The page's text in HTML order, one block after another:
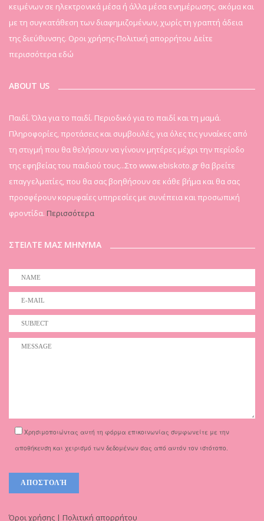
κειμένων σε ηλεκτρονικά μέσα ή άλλα μέσα ενημέρωσης, ακόμα και
με τη συγκατάθεση των διαφημιζομένων, χωρίς τη γραπτή άδεια
της διεύθυνσης. Οροι χρήσης-Πολιτική απορρήτου Δείτε
περισσότερα εδώ
ABOUT US
Παιδί. Όλα για το παιδί. Περιοδικό για το παιδί και τη μαμά.
Πληροφορίες, προτάσεις και συμβουλές, για όλες τις γυναίκες από
τη στιγμή που θα θελήσουν να γίνουν μητέρες μέχρι την περίοδο
της εφηβείας του παιδιού τους...Στο www.ebiskoto.gr θα βρείτε
επαγγελματίες, που θα σας βοηθήσουν σε κάθε βήμα και θα σας
προσφέρουν κορυφαίες υπηρεσίες με συνέπεια και προσωπική
φροντίδα. Περισσότερα
ΣΤΕΙΛΤΕ ΜΑΣ ΜΗΝΥΜΑ
Χρησιμοποιώντας αυτή τη φόρμα επικοινωνίας συμφωνείτε με την
αποθήκευση και χειρισμό των δεδομένων σας από αυτόν τον ιστότοπο.
Όροι χρήσης | Πολιτική απορρήτου